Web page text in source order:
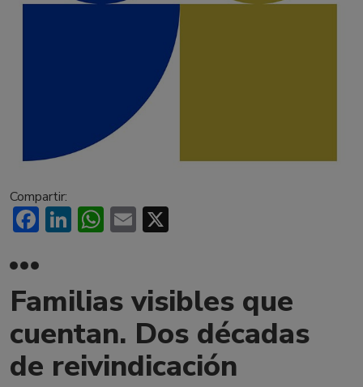
Compartir:
Facebook
LinkedIn
WhatsApp
Email
Familias visibles que
cuentan. Dos décadas
de reivindicación